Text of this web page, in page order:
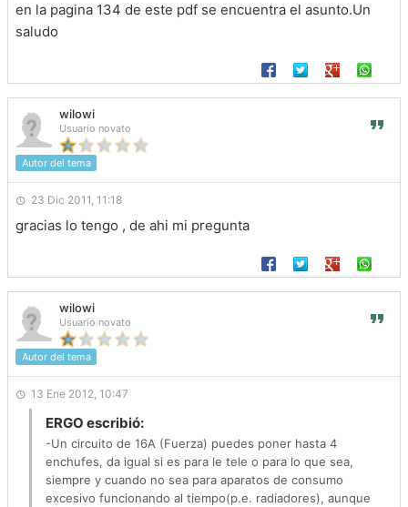
en la pagina 134 de este pdf se encuentra el asunto.Un
saludo
wilowi
Usuario novato
Autor del tema
23 Dic 2011, 11:18
gracias lo tengo , de ahi mi pregunta
wilowi
Usuario novato
Autor del tema
13 Ene 2012, 10:47
ERGO escribió:
-Un circuito de 16A (Fuerza) puedes poner hasta 4
enchufes, da igual si es para le tele o para lo que sea,
siempre y cuando no sea para aparatos de consumo
excesivo funcionando al tiempo(p.e. radiadores), aunque